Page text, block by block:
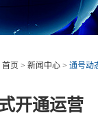
首页 > 新闻中心 > 通号动
开通运营